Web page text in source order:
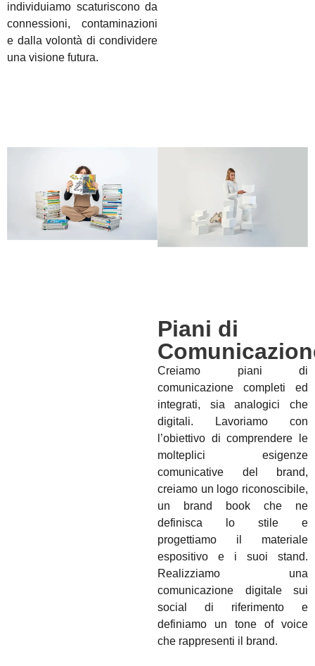
individuiamo scaturiscono da
connessioni, contaminazioni
e dalla volontà di condividere
una visione futura.
Piani di
Creiamo piani di
comunicazione completi ed
integrati, sia analogici che
digitali. Lavoriamo con
l’obiettivo di comprendere le
molteplici esigenze
comunicative del brand,
creiamo un logo riconoscibile,
un brand book che ne
definisca lo stile e
progettiamo il materiale
espositivo e i suoi stand.
Realizziamo una
comunicazione digitale sui
social di riferimento e
definiamo un tone of voice
che rappresenti il brand.